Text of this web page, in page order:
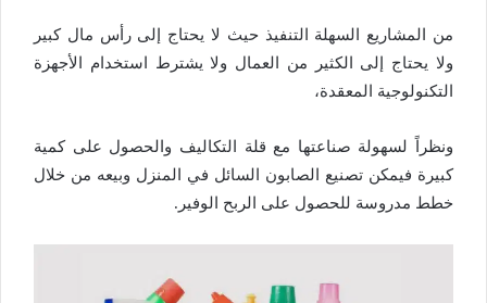
من المشاريع السهلة التنفيذ حيث لا يحتاج إلى رأس مال كبير
ولا يحتاج إلى الكثير من العمال ولا يشترط استخدام الأجهزة
التكنولوجية المعقدة،
ونظراً لسهولة صناعتها مع قلة التكاليف والحصول على كمية
كبيرة فيمكن تصنيع الصابون السائل في المنزل وبيعه من خلال
خطط مدروسة للحصول على الربح الوفير.